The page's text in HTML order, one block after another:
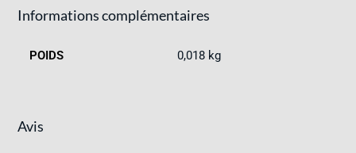
Informations complémentaires
POIDS 0,018 kg
Avis